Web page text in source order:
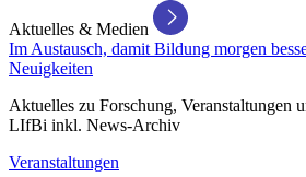
Aktuelles & Medien
Im Austausch, damit Bildung morgen
Neuigkeiten
Aktuelles zu Forschung, Veranstaltungen
LIfBi inkl. News-Archiv
Veranstaltungen